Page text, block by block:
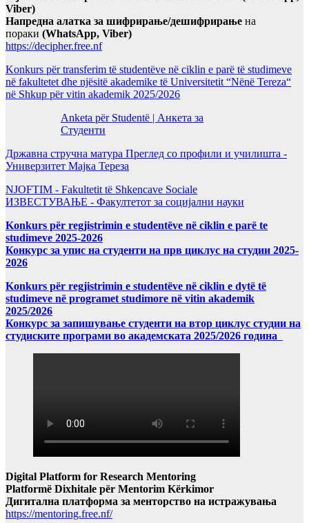
Viber)
Напредна алатка за шифрирање/дешифрирање на
пораки (WhatsApp, Viber)
https://decipher.free.nf
Konkurs për transferim të studentëve në ciklin e parë të studimeve
në fakultetet dhe njësitë akademike të Universitetit “Nënë Tereza“
në Shkup për vitin akademik 2025/2026
Anketa për Studentë | Анкета за
Студенти
Државна стручна матура Преглед со профили и училишта -
Универзитет Мајка Тереза
NJOFTIM - Fakultetit të Shkencave Sociale
ИЗВЕСТУВАЊЕ - Факултетот за социјални науки
Konkurs për regjistrimin e studentëve në ciklin e parë te
studimeve 2025-2026
Конкурс за упис на студенти на прв циклус на студии 2025-
2026
Konkurs për regjistrimin e studentëve në ciklin e dytë të
studimeve në programet studimore në vitin akademik
2025/2026
Конкурс за запишување студенти на втор циклус студии на
студиските програми во академската 2025/2026 година
Digital Platform for Research Mentoring
Platformë Dixhitale për Mentorim Kërkimor
Дигитална платформа за менторство на истражувања
https://mentoring.free.nf/